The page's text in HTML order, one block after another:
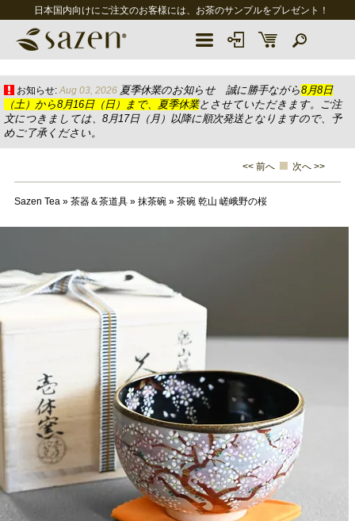
日本国内向けにご注文のお客様には、お茶のサンプルをプレゼント！
お知らせ: Aug 03, 2026 夏季休業のお知らせ 誠に勝手ながら8月8日
（土）から8月16日（日）まで、夏季休業とさせていただきます。ご注
文につきましては、8月17日（月）以降に順次発送となりますので、予
めご了承ください。
<< 前へ 次へ >>
Sazen Tea» 茶器＆茶道具» 抹茶碗» 茶碗 乾山 嵯峨野の桜